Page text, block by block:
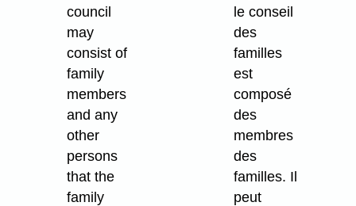
council
may
consist of
family
members
and any
other
persons
that the
family
le conseil
des
familles
est
composé
des
membres
des
familles. Il
peut